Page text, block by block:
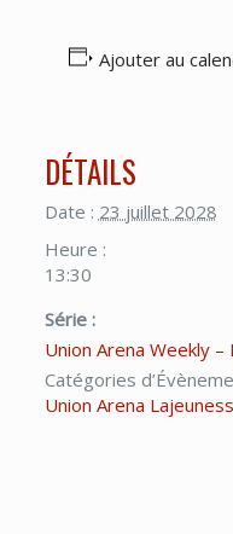
Ajouter au
DÉTAILS
Date : 23 juillet 2028
Heure :
13:30
Série :
Union Arena Weekly –
Catégories
Union Arena